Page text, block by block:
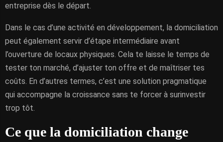
entreprise dès le départ.
Dans le cas d’une activité en développement, la domiciliation
peut également servir d’étape intermédiaire avant
l’ouverture de locaux physiques. Cela te laisse le temps de
tester ton marché, d’ajuster ton offre et de maîtriser tes
coûts. En d’autres termes, c’est une solution pragmatique
qui accompagne la croissance sans te forcer à surinvestir
trop tôt.
Ce que la domiciliation change